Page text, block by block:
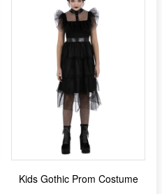
Kids Gothic Prom Costume